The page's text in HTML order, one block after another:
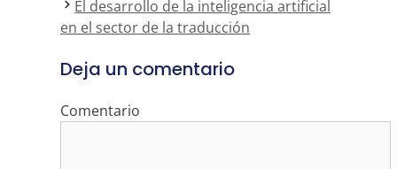
El desarrollo de la inteligencia artificial
en el sector de la traducción
Deja un comentario
Comentario